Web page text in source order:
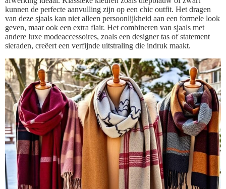
kunnen de perfecte aanvulling zijn op een chic outfit. Het dragen
van deze sjaals kan niet alleen persoonlijkheid aan een formele look
geven, maar ook een extra flair. Het combineren van sjaals met
andere luxe modeaccessoires, zoals een designer tas of statement
sieraden, creëert een verfijnde uitstraling die indruk maakt.